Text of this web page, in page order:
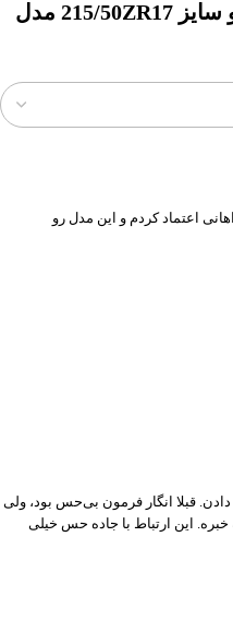
لاستیک کومهو سایز 215/50ZR17 مدل
اعتماد کردم و این مدل رو
قبلا انگار فرمون بی‌حس بود، ولی
این ارتباط با جاده حس خیلی